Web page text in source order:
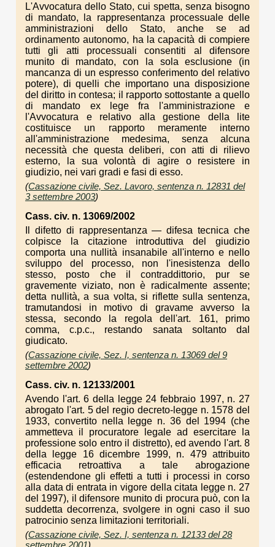
L'Avvocatura dello Stato, cui spetta, senza bisogno
di mandato, la rappresentanza processuale delle
amministrazioni dello Stato, anche se ad
ordinamento autonomo, ha la capacità di compiere
tutti gli atti processuali consentiti al difensore
munito di mandato, con la sola esclusione (in
mancanza di un espresso conferimento del relativo
potere), di quelli che importano una disposizione
del diritto in contesa; il rapporto sottostante a quello
di mandato ex lege fra l'amministrazione e
l'Avvocatura e relativo alla gestione della lite
costituisce un rapporto meramente interno
all'amministrazione medesima, senza alcuna
necessità che questa deliberi, con atti di rilievo
esterno, la sua volontà di agire o resistere in
giudizio, nei vari gradi e fasi di esso.
(Cassazione civile, Sez. Lavoro, sentenza n. 12831 del
3 settembre 2003)
Cass. civ. n. 13069/2002
Il difetto di rappresentanza — difesa tecnica che
colpisce la citazione introduttiva del giudizio
comporta una nullità insanabile all'interno e nello
sviluppo del processo, non l'inesistenza dello
stesso, posto che il contraddittorio, pur se
gravemente viziato, non è radicalmente assente;
detta nullità, a sua volta, si riflette sulla sentenza,
tramutandosi in motivo di gravame avverso la
stessa, secondo la regola dell'art. 161, primo
comma, c.p.c., restando sanata soltanto dal
giudicato.
(Cassazione civile, Sez. I, sentenza n. 13069 del 9
settembre 2002)
Cass. civ. n. 12133/2001
Avendo l'art. 6 della legge 24 febbraio 1997, n. 27
abrogato l'art. 5 del regio decreto-legge n. 1578 del
1933, convertito nella legge n. 36 del 1994 (che
ammetteva il procuratore legale ad esercitare la
professione solo entro il distretto), ed avendo l'art. 8
della legge 16 dicembre 1999, n. 479 attribuito
efficacia retroattiva a tale abrogazione
(estendendone gli effetti a tutti i processi in corso
alla data di entrata in vigore della citata legge n. 27
del 1997), il difensore munito di procura può, con la
suddetta decorrenza, svolgere in ogni caso il suo
patrocinio senza limitazioni territoriali.
(Cassazione civile, Sez. I, sentenza n. 12133 del 28
settembre 2001)